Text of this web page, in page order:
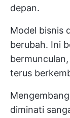
depan.
Model bisnis
berubah. Ini
terus
diminati